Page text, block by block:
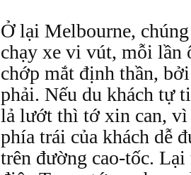
Ở lại Melbourne,
chạy xe vi vút, mỗi lần
chớp mắt định thần,
phải. Nếu du khách tự
lả lướt thì tớ xin can, vì
phía trái của khách dễ
trên đường cao-tốc.